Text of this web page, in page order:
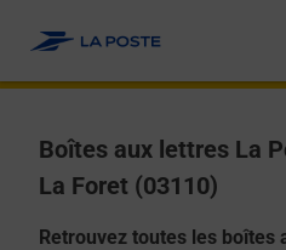
Boîtes aux lettres La
La Foret (03110)
Retrouvez toutes les boîtes